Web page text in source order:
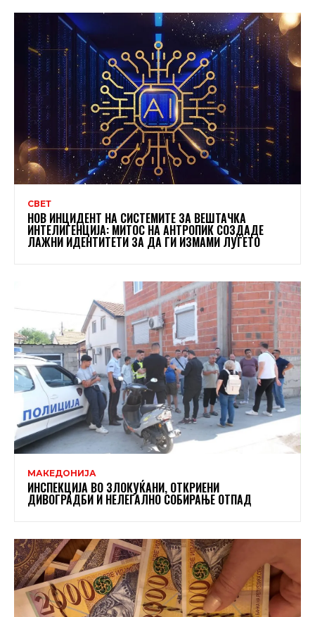
СВЕТ
НОВ ИНЦИДЕНТ НА СИСТЕМИТЕ ЗА ВЕШТАЧКА
ИНТЕЛИГЕНЦИЈА: МИТОС НА АНТРОПИК СОЗДАДЕ
ЛАЖНИ ИДЕНТИТЕТИ ЗА ДА ГИ ИЗМАМИ ЛУЃЕТО
МАКЕДОНИЈА
ИНСПЕКЦИЈА ВО ЗЛОКУЌАНИ, ОТКРИЕНИ
ДИВОГРАДБИ И НЕЛЕГАЛНО СОБИРАЊЕ ОТПАД